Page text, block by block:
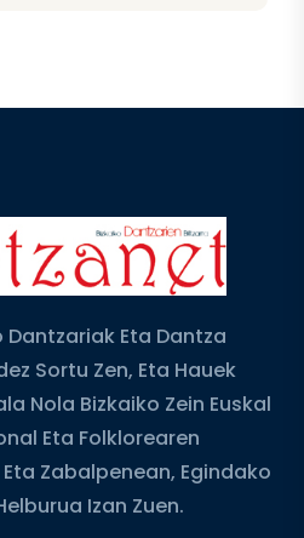
Dantzariak Eta Dantza
Sortu Zen, Eta Hauek
Nola Bizkaiko Zein Euskal
Eta Folklorearen
Zabalpenean, Egindako
Izan Zuen.